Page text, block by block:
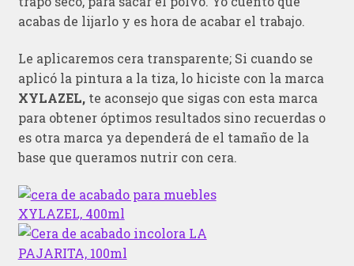
acabas de lijarlo y es hora de acabar el trabajo.
Le aplicaremos cera transparente; Si cuando se
aplicó la pintura a la tiza, lo hiciste con la marca
XYLAZEL, te aconsejo que sigas con esta marca
para obtener óptimos resultados sino recuerdas o
es otra marca ya dependerá de el tamaño de la
base que queramos nutrir con cera.